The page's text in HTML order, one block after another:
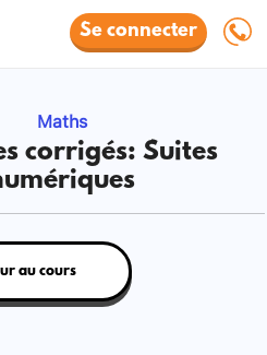
Se connecter
Maths
corrigés: Suites
au cours